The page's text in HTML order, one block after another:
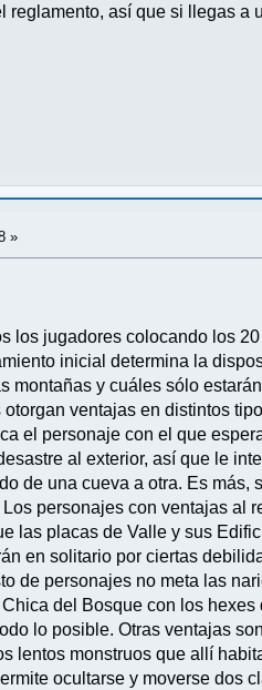
así que si llegas a
»
los jugadores colocando los
inicial determina la
montañas y cuáles sólo
ventajas en distintos
el personaje con el que
al exterior, así que le
de una cueva a otra. Es
personajes con ventajas al
las placas de Valle y sus
en solitario por ciertas
de personajes no meta las
del Bosque con los
lo posible. Otras ventajas
lentos monstruos que allí
ocultarse y moverse dos